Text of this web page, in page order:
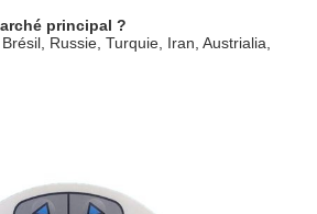
principal ?
Russie, Turquie, Iran, Austrialia,